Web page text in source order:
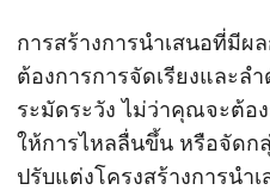
การสร้างการนำเสนอที่มีผ
ต้องการการจัดเรียงและล
ระมัดระวัง ไม่ว่าคุณจะต้อ
ให้การไหลลื่นขึ้น หรือจัด
ปรับแต่งโครงสร้างการนำ